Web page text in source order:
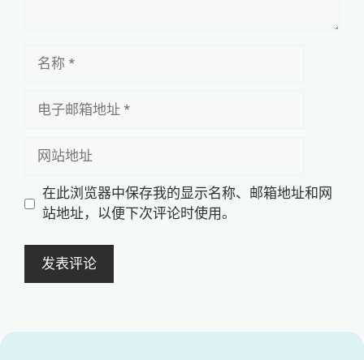
址
址
在此浏览器中保存我的显示名称、邮箱地址和网
站地址，以便下次评论时使用。